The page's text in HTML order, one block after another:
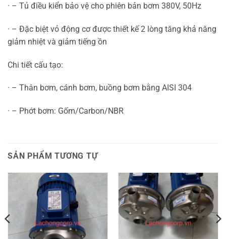
· – Tủ điều kiển bảo vệ cho phiên bản bơm 380V, 50Hz
· – Đặc biệt vỏ động cơ được thiết kế 2 lòng tăng khả năng
giảm nhiệt và giảm tiếng ồn
Chi tiết cấu tạo:
· – Thân bơm, cánh bơm, buồng bơm bằng AISI 304
· – Phớt bơm: Gốm/Carbon/NBR
SẢN PHẨM TƯƠNG TỰ